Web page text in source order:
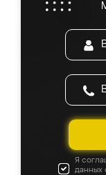
Я
данных